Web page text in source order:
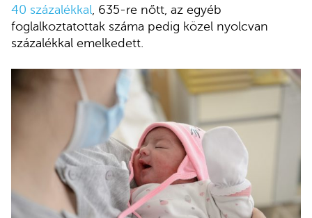
40 százalékkal , 635-re nőtt, az egyéb
foglalkoztatottak száma pedig közel nyolcvan
százalékkal emelkedett.